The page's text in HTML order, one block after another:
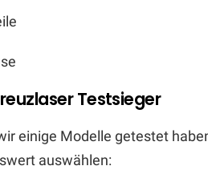
Testsieger
einige Modelle getestet
auswählen: